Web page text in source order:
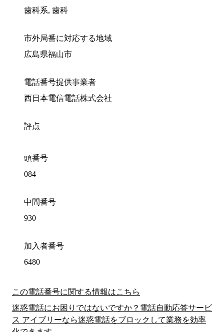
歯科系, 歯科
市外局番に対応する地域
広島県福山市
電話番号提供事業者
西日本電信電話株式会社
評点
頭番号
084
中間番号
930
加入者番号
6480
この電話番号に関する情報はこちら
迷惑電話にお困りではないですか？電話自動応答サービ
ス アイブリーなら迷惑電話をブロックして業務を効率